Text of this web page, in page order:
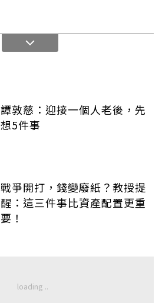
譚敦慈：迎接一個人老後，先
想5件事
戰爭開打，錢變廢紙？教授提
醒：這三件事比資產配置更重
要！